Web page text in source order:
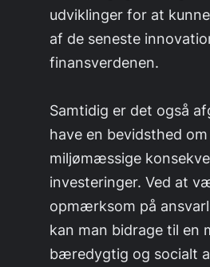
udviklinger for at
af de seneste
finansverdenen.
Samtidig er det også
have en bevidsthed
miljømæssige
investeringer. Ved at
opmærksom på
kan man bidrage til en
bæredygtig og socialt